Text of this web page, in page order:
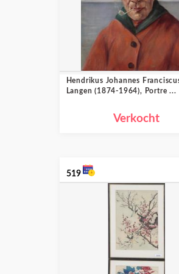
Hendrikus Johannes
Langen (1874-1964), Portre ...
Verkocht
519